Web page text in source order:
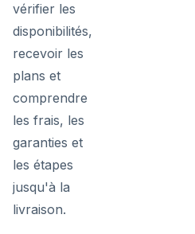
vérifier les
disponibilités,
recevoir les
plans et
comprendre
les frais, les
garanties et
les étapes
jusqu'à la
livraison.